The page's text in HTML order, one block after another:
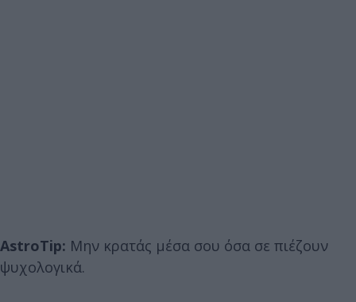
AstroTip: Μην κρατάς μέσα σου όσα σε πιέζουν
ψυχολογικά.